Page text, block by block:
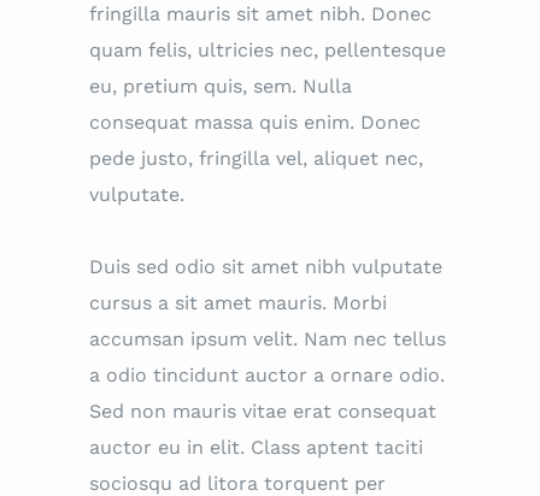
fringilla mauris sit amet nibh. Donec
quam felis, ultricies nec, pellentesque
eu, pretium quis, sem. Nulla
consequat massa quis enim. Donec
pede justo, fringilla vel, aliquet nec,
vulputate.
Duis sed odio sit amet nibh vulputate
cursus a sit amet mauris. Morbi
accumsan ipsum velit. Nam nec tellus
a odio tincidunt auctor a ornare odio.
Sed non mauris vitae erat consequat
auctor eu in elit. Class aptent taciti
sociosqu ad litora torquent per